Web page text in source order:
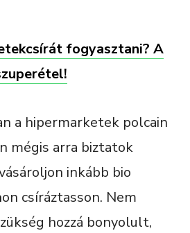
fogyasztani? A
a hipermarketek polcain
mégis arra biztatok
inkább bio
csíráztasson. Nem
hozzá bonyolult,